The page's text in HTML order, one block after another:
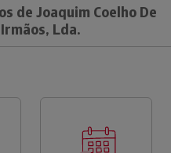
de Joaquim Coelho De
Lda.